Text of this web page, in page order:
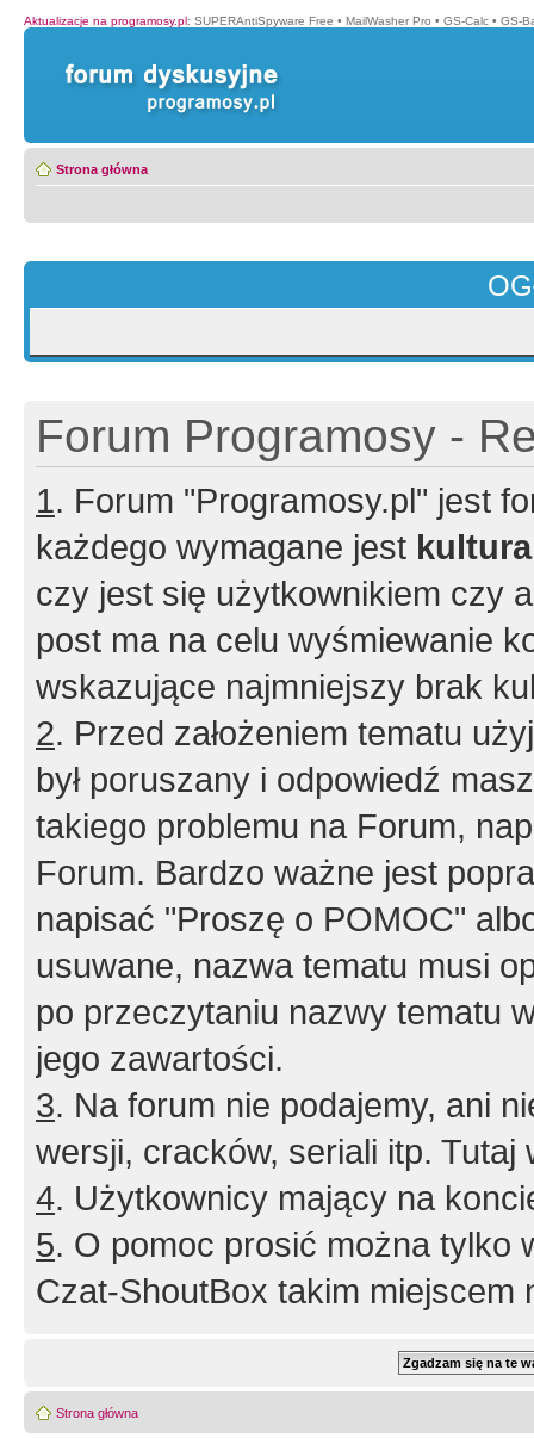
Aktualizacje na programosy.pl: SUPERAntiSpyware Free • MailWasher Pro • GS-Calc • GS-
Strona główna
Forum Programosy -
1. Forum "Programosy.pl" jest
każdego wymagane jest
czy jest się użytkownikiem czy
post ma na celu wyśmiewanie
wskazujące najmniejszy brak
2. Przed założeniem tematu
był poruszany i odpowiedź
takiego problemu na Forum,
Forum. Bardzo ważne jest
napisać "Proszę o POMOC"
usuwane, nazwa tematu musi
po przeczytaniu nazwy tematu
jego zawartości.
3. Na forum nie podajemy, ani
wersji, cracków, seriali itp. Tutaj
4. Użytkownicy mający na
5. O pomoc prosić można tylko
Czat-ShoutBox takim miejscem
Strona główna